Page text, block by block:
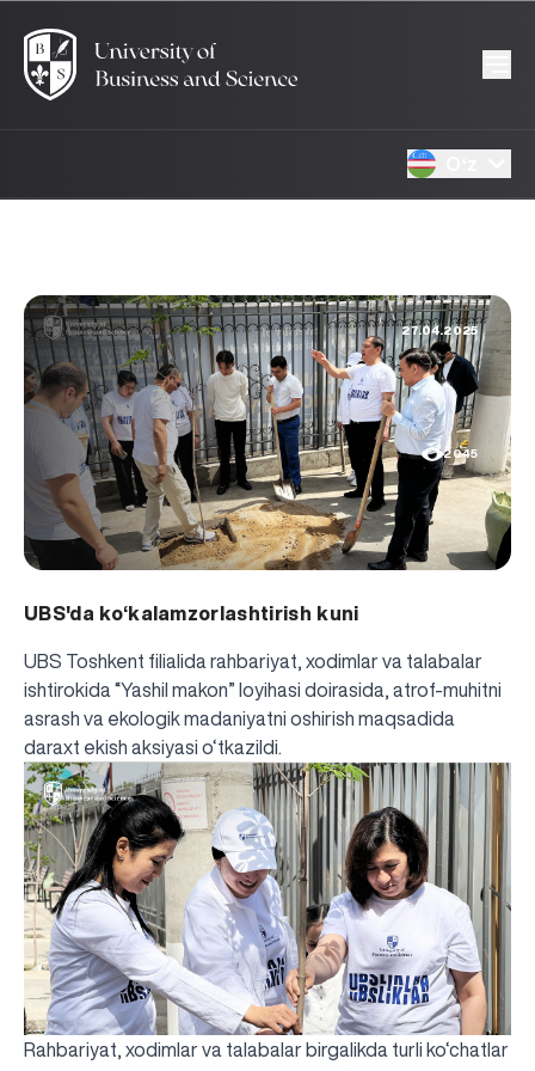
27.04.2025
2045
UBS'da ko‘kalamzorlashtirish kuni
UBS Toshkent filialida rahbariyat, xodimlar va talabalar
ishtirokida “Yashil makon” loyihasi doirasida, atrof-muhitni
asrash va ekologik madaniyatni oshirish maqsadida
daraxt ekish aksiyasi o‘tkazildi.
Rahbariyat, xodimlar va talabalar birgalikda turli ko‘chatlar